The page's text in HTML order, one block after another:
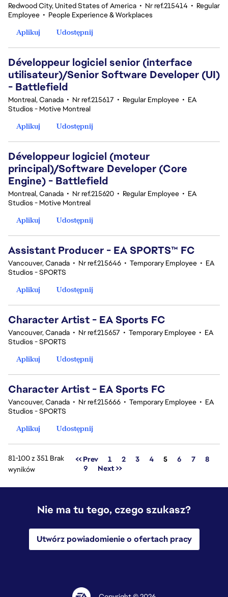
Redwood City, United States of America • Nr ref.215414 • Regular
Employee • People Experience & Workplaces
Aplikuj
Udostępnij
Développeur logiciel senior (interface
utilisateur)/Senior Software Developer (UI)
- Battlefield
Montreal, Canada • Nr ref.215617 • Regular Employee • EA
Studios - Motive Montreal
Aplikuj
Udostępnij
Développeur logiciel (moteur
principal)/Software Developer (Core
Engine) - Battlefield
Montreal, Canada • Nr ref.215620 • Regular Employee • EA
Studios - Motive Montreal
Aplikuj
Udostępnij
Assistant Producer - EA SPORTS™ FC
Vancouver, Canada • Nr ref.215646 • Temporary Employee • EA
Studios - SPORTS
Aplikuj
Udostępnij
Character Artist - EA Sports FC
Vancouver, Canada • Nr ref.215657 • Temporary Employee • EA
Studios - SPORTS
Aplikuj
Udostępnij
Character Artist - EA Sports FC
Vancouver, Canada • Nr ref.215666 • Temporary Employee • EA
Studios - SPORTS
Aplikuj
Udostępnij
81-100 z 351 Brak
wyników
<< Prev 1 2 3 4 Strona
5 6 7
8
9
Next >>
Nie ma tu tego, czego szukasz?
Utwórz powiadomienie o ofertach pracy